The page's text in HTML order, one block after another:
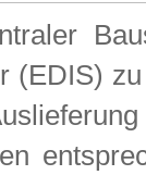
(EDIS)